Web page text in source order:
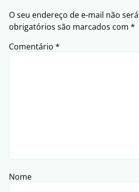
O seu endereço de e-mail não
obrigatórios são marcados com *
Comentário *
Nome